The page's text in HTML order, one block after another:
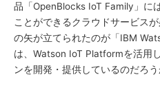
品「OpenBlocks IoT Family」に
ことができるクラウドサービス
の矢が立てられたのが「IBM
は、Watson IoT Platformを活用
ンを開発・提供しているのだろう